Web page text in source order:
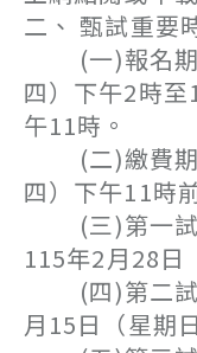
二、 甄試重要
(一)報名期
四）下午2時
午11時。
(二)繳費期
四）下午11時
(三)第一試
115年2月28日
(四)第二試
月15日（星期